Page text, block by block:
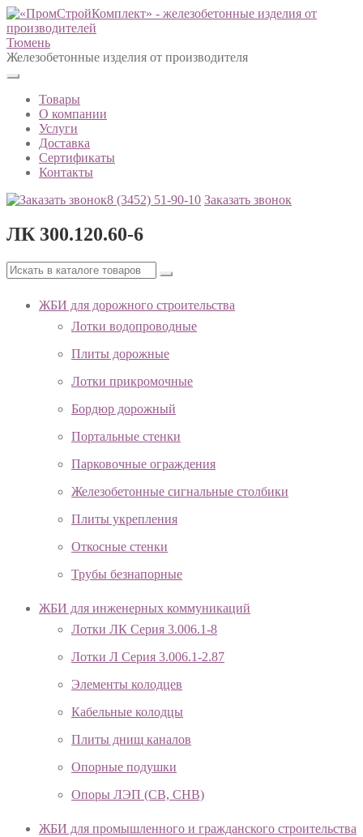
Тюмень
Железобетонные изделия от производителя
Товары
О компании
Услуги
Доставка
Сертификаты
Контакты
8 (3452) 51-90-10 Заказать звонок
ЛК 300.120.60-6
ЖБИ для дорожного строительства
Лотки водопроводные
Плиты дорожные
Лотки прикромочные
Бордюр дорожный
Портальные стенки
Парковочные ограждения
Железобетонные сигнальные столбики
Плиты укрепления
Откосные стенки
Трубы безнапорные
ЖБИ для инженерных коммуникаций
Лотки ЛК Серия 3.006.1-8
Лотки Л Серия 3.006.1-2.87
Элементы колодцев
Кабельные колодцы
Плиты днищ каналов
Опорные подушки
Опоры ЛЭП (СВ, СНВ)
ЖБИ для промышленного и гражданского строительства